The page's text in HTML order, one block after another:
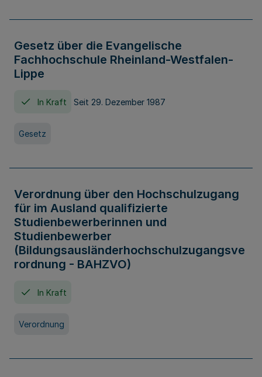
Gesetz über die Evangelische
Fachhochschule Rheinland-Westfalen-
Lippe
In Kraft Seit 29. Dezember 1987
Gesetz
Verordnung über den Hochschulzugang
für im Ausland qualifizierte
Studienbewerberinnen und
Studienbewerber
(Bildungsausländerhochschulzugangsve
rordnung - BAHZVO)
In Kraft
Verordnung